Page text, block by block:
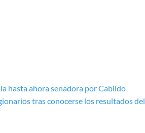
hasta ahora senadora por Cabildo
tras conocerse los resultados del